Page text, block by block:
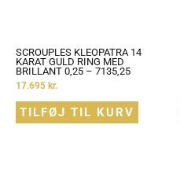
SCROUPLES KLEOPATRA 14
KARAT GULD RING MED
BRILLANT 0,25 – 7135,25
17.695 kr.
TILFØJ TIL KURV